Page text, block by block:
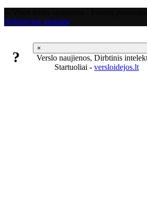
Buhlaterinė apskaita
×
?
Verslo naujienos, Dirbtinis
Startuoliai - versloidejos.lt